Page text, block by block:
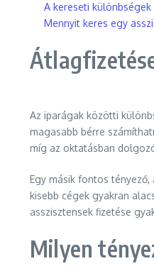
A kereseti
Mennyit keres egy
Az iparágak közötti
magasabb bérre
míg az oktatásban
Egy másik fontos
kisebb cégek gyakran
asszisztensek fizetése
Milyen